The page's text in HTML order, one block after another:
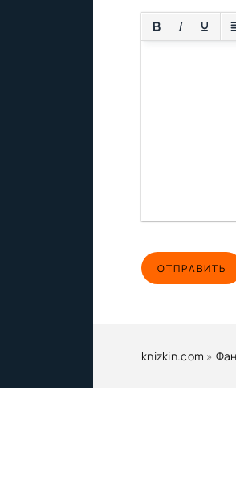
ОТПРАВИТЬ
knizkin.com »